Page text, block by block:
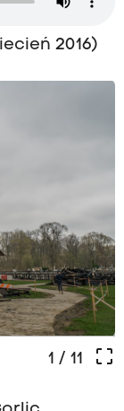
2016)
crop_free
1 / 11